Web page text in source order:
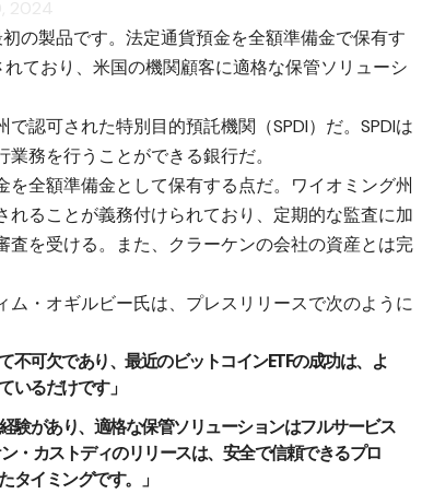
の製品です。法定通貨預金を全額準備金で保有す
ており、米国の機関顧客に適格な保管ソリューシ
認可された特別目的預託機関（SPDI）だ。SPDIは
務を行うことができる銀行だ。
全額準備金として保有する点だ。ワイオミング州
ることが義務付けられており、定期的な監査に加
を受ける。また、クラーケンの会社の資産とは完
・オギルビー氏は、プレスリリースで次のように
不可欠であり、最近のビットコインETFの成功は、よ
いるだけです」
験があり、適格な保管ソリューションはフルサービス
・カストディのリリースは、安全で信頼できるプロ
タイミングです。」